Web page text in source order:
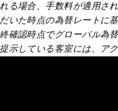
る場合、手数料が適用さ
いた時点の為替レートに
確認時点でグローバル為
示している客室には、ア